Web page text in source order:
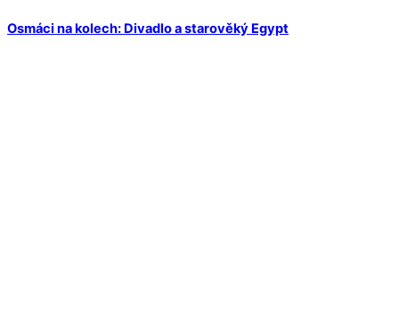
Osmáci na kolech: Divadlo a starověký Egypt